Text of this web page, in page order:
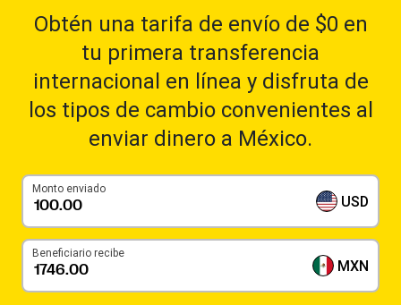
Obtén una tarifa de envío de $0 en
tu primera transferencia
internacional en línea y disfruta de
los tipos de cambio convenientes al
enviar dinero a México.
Monto enviado
USD
Beneficiario recibe
MXN